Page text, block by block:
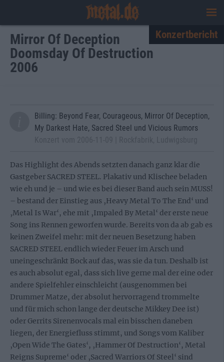
Mirror Of Deception
Doomsday Of Destruction
2006
Konzertbericht
Billing: Beyond Fear, Courageous, Mirror Of Deception,
My Darkest Hate, Sacred Steel und Vicious Rumors
Das Highlight des Abends setzten danach ganz klar die
Gastgeber SACRED STEEL. Plakativ und Klischee beladen
wie eh und je – und wie es bei dieser Band auch sein MUSS!
– bestand der Einstieg aus ‚Heavy Metal To The End‘ und
‚Metal Is War‘, ehe mit ‚Impaled By Metal‘ der erste neue
Song ins Rennen geworfen wurde. Bereits von da ab gab es
keinen Zweifel mehr: mit der neuen Besetzung haben
SACRED STEEL endlich wieder Feuer im Arsch und
uneingeschränkt Bock auf das, was sie da tun. Deshalb ist
es auch absolut egal, dass sich live gerne mal der eine oder
andere Spielfehler einschleicht (ausgenommen bei
Drummer Matze, der absolut hervorragend trommelte
und für mich schon lange der deutsche Mikkey Dee ist)
oder Gerrits Sirenenvocals mal ein bisschen daneben
liegen, der Energiefluss stimmt, und Songs vom Kaliber
‚Open Wide The Gates‘, ‚Hammer Of Destruction‘, Metal
Reigns Supreme‘ oder ‚Sacred Warriors Of Steel‘ sind